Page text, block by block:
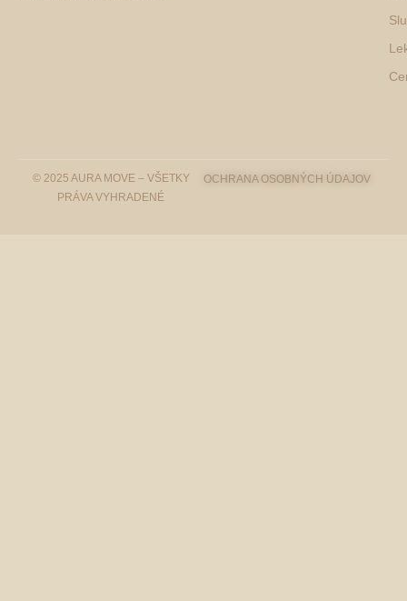
© 2025 AURA MOVE – VŠETKY
PRÁVA VYHRADENÉ
OCHRANA OSOBNÝCH ÚDAJOV